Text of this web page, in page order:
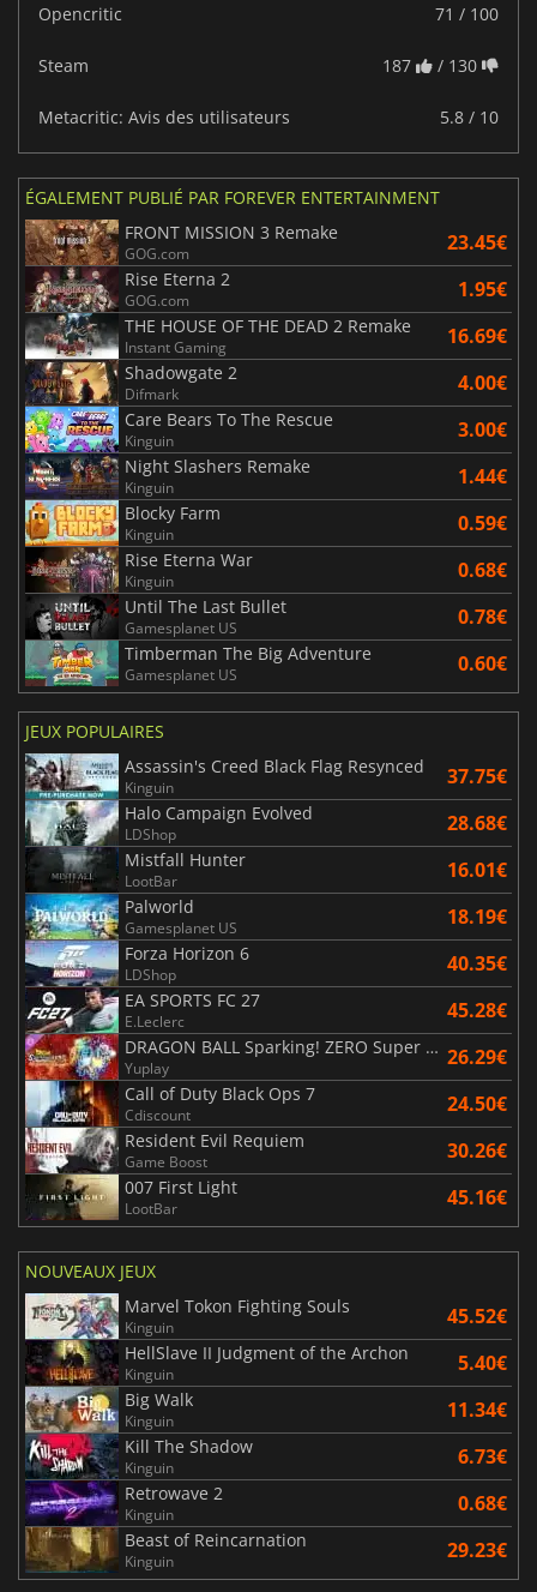
Opencritic 71 / 100
Steam 187 / 130
Metacritic: Avis des utilisateurs 5.8 / 10
ÉGALEMENT PUBLIÉ PAR FOREVER ENTERTAINMENT
FRONT MISSION 3 Remake
GOG.com 23.45€
Rise Eterna 2
GOG.com 1.95€
THE HOUSE OF THE DEAD 2 Remake
Instant Gaming 16.69€
Shadowgate 2
Difmark 4.00€
Care Bears To The Rescue
Kinguin 3.00€
Night Slashers Remake
Kinguin 1.44€
Blocky Farm
Kinguin 0.59€
Rise Eterna War
Kinguin 0.68€
Until The Last Bullet
Gamesplanet US 0.78€
Timberman The Big Adventure
Gamesplanet US 0.60€
JEUX POPULAIRES
Assassin's Creed Black Flag Resynced
Kinguin 37.75€
Halo Campaign Evolved
LDShop 28.68€
Mistfall Hunter
LootBar 16.01€
Palworld
Gamesplanet US 18.19€
Forza Horizon 6
LDShop 40.35€
EA SPORTS FC 27
E.Leclerc 45.28€
DRAGON BALL Sparking! ZERO Super Limit Breaking NEO
Yuplay 26.29€
Call of Duty Black Ops 7
Cdiscount 24.50€
Resident Evil Requiem
Game Boost 30.26€
007 First Light
LootBar 45.16€
NOUVEAUX JEUX
Marvel Tokon Fighting Souls
Kinguin 45.52€
HellSlave II Judgment of the Archon
Kinguin 5.40€
Big Walk
Kinguin 11.34€
Kill The Shadow
Kinguin 6.73€
Retrowave 2
Kinguin 0.68€
Beast of Reincarnation
Kinguin 29.23€